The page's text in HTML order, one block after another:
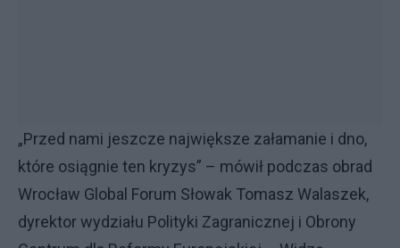
„Przed nami jeszcze największe załamanie i dno,
które osiągnie ten kryzys” – mówił podczas obrad
Wrocław Global Forum Słowak Tomasz Walaszek,
dyrektor wydziału Polityki Zagranicznej i Obrony